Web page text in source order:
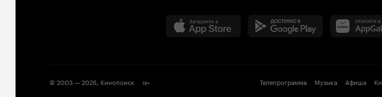
© 2003 —2026, Кинопоиск 18+ Телепрограмма Музыка Афиша